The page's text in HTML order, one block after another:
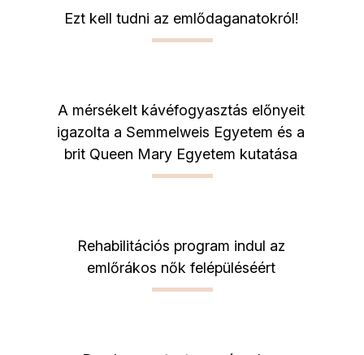
Ezt kell tudni az emlődaganatokról!
A mérsékelt kávéfogyasztás előnyeit
igazolta a Semmelweis Egyetem és a
brit Queen Mary Egyetem kutatása
Rehabilitációs program indul az
emlőrákos nők felépüléséért